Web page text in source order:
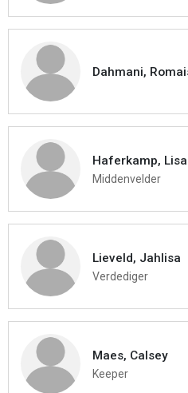
Dahmani,
Haferkamp, Lisa
Middenvelder
Lieveld, Jahlisa
Verdediger
Maes, Calsey
Keeper